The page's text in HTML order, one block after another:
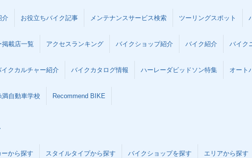
介 お役立ちバイク記事 メンテナンスサービス検索 ツーリングスポット
載店一覧 アクセスランキング バイクショップ紹介 バイク紹介 バイク
イクカルチャー紹介 バイクカタログ情報 ハーレーダビッドソン特集 オート
自動車学校 Recommend BIKE
ーから探す スタイルタイプから探す バイクショップを探す エリアから探す